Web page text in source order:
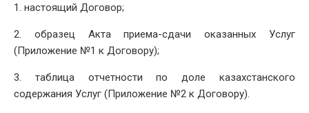
1. настоящий Договор;
2. образец Акта приема-сдачи оказанных Услуг
(Приложение №1 к Договору);
3. таблица отчетности по доле казахстанского
содержания Услуг (Приложение №2 к Договору).